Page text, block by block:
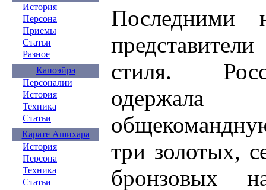
История
Персона
Приемы
Статьи
Разное
Капоэйра
Персоналии
История
Техника
Статьи
Карате Ашихара
История
Персона
Техника
Статьи
Последними
стиля.
три золотых,
бронзовых